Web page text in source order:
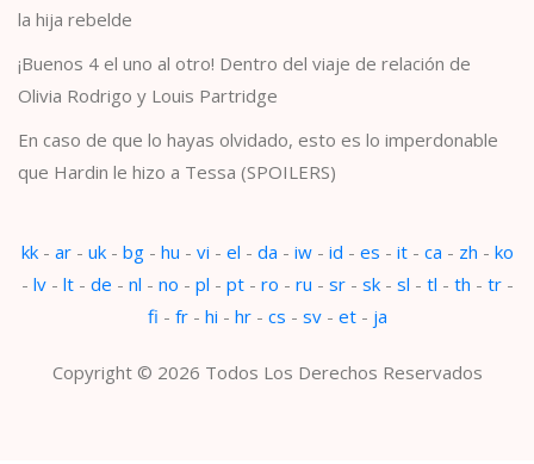
la hija rebelde
¡Buenos 4 el uno al otro! Dentro del viaje de relación de
Olivia Rodrigo y Louis Partridge
En caso de que lo hayas olvidado, esto es lo imperdonable
que Hardin le hizo a Tessa (SPOILERS)
kk- ar- uk- bg- hu - vi - el - da - iw- id - es - it- ca - zh - ko
- lv- lt- de - nl - no - pl - pt- ro - ru - sr- sk- sl - tl - th - tr-
fi - fr- hi - hr- cs - sv- et- ja
Copyright © 2026 Todos Los Derechos Reservados